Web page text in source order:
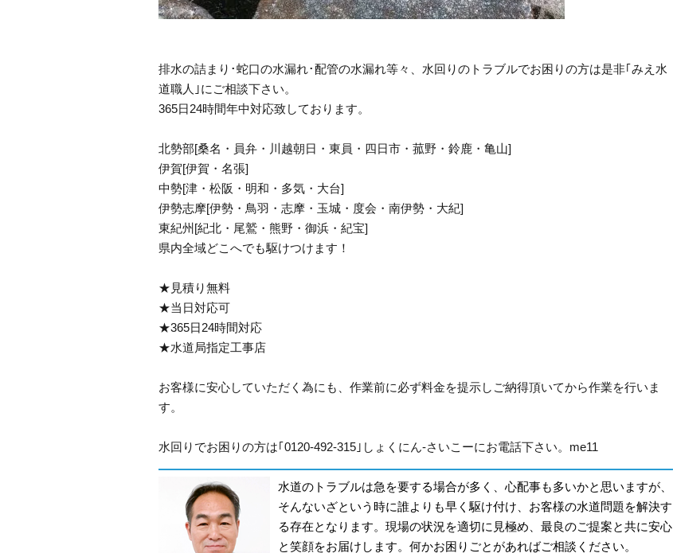
排水の詰まり･蛇口の水漏れ･配管の水漏れ等々、水回りのトラブルでお困りの方は是非｢みえ水
道職人｣にご相談下さい。
365日24時間年中対応致しております。
北勢部[桑名・員弁・川越朝日・東員・四日市・菰野・鈴鹿・亀山]
伊賀[伊賀・名張]
中勢[津・松阪・明和・多気・大台]
伊勢志摩[伊勢・鳥羽・志摩・玉城・度会・南伊勢・大紀]
東紀州[紀北・尾鷲・熊野・御浜・紀宝]
県内全域どこへでも駆けつけます！
★見積り無料
★当日対応可
★365日24時間対応
★水道局指定工事店
お客様に安心していただく為にも、作業前に必ず料金を提示しご納得頂いてから作業を行いま
す。
水回りでお困りの方は｢0120-492-315｣しょくにん-さいこーにお電話下さい。me11
水道のトラブルは急を要する場合が多く、心配事も多いかと思いますが、
そんないざという時に誰よりも早く駆け付け、お客様の水道問題を解決す
る存在となります。現場の状況を適切に見極め、最良のご提案と共に安心
と笑顔をお届けします。何かお困りごとがあればご相談ください。